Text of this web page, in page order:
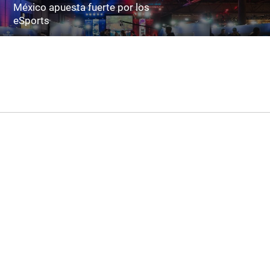
México apuesta fuerte por los
eSports